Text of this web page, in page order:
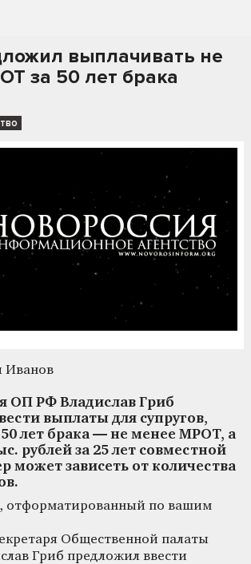
выплачивать не
за 50 лет брака
Иванов
ОП РФ Владислав Гриб
выплаты для супругов,
лет брака — не менее МРОТ, а
рублей за 25 лет совместной
может зависеть от количества
отформатированный по вашим
Общественной палаты
Гриб предложил ввести